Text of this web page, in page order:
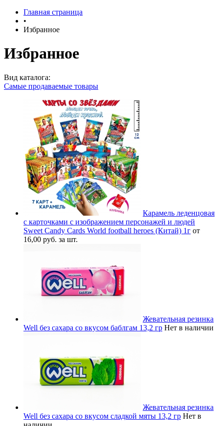
Главная страница
•
Избранное
Избранное
Вид каталога:
Самые продаваемые товары
Карамель леденцовая
с карточками с изображением персонажей и людей
Sweet Candy Cards World football heroes (Китай) 1г от
16,00 руб. за шт.
Жевательная резинка
Well без сахара со вкусом баблгам 13,2 гр Нет в наличии
Жевательная резинка
Well без сахара со вкусом сладкой мяты 13,2 гр Нет в